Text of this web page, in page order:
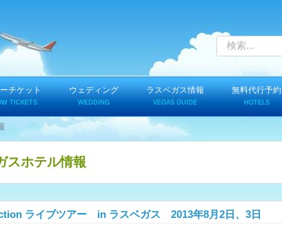
チケット
TICKETS
ウェディング
WEDDING
ラスベガス情報
VEGAS GUIDE
無料代行予約
HOTELS
スホテル情報
ライブツアー in ラスベガス 2013年8月2日、3日